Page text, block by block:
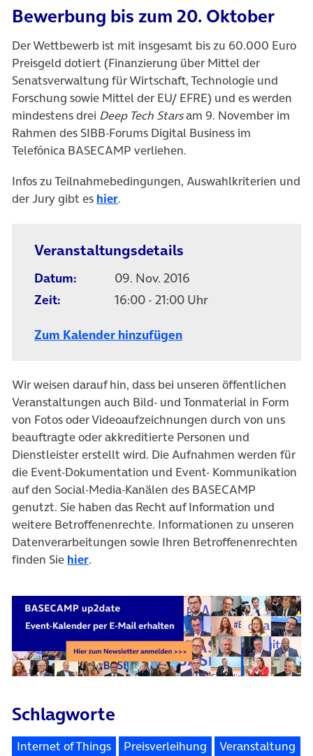
Bewerbung bis zum 20. Oktober
Der Wettbewerb ist mit insgesamt bis zu 60.000 Euro
Preisgeld dotiert (Finanzierung über Mittel der
Senatsverwaltung für Wirtschaft, Technologie und
Forschung sowie Mittel der EU/ EFRE) und es werden
mindestens drei Deep Tech Starsam 9. November im
Rahmen des SIBB-Forums Digital Business im
Telefónica BASECAMP verliehen.
Infos zu Teilnahmebedingungen, Auswahlkriterien und
der Jury gibt es hier.
Veranstaltungsdetails
Datum:
09. Nov. 2016
Zeit:
16:00 - 21:00 Uhr
Zum Kalender hinzufügen
Wir weisen darauf hin, dass bei unseren öffentlichen
Veranstaltungen auch Bild- und Tonmaterial in Form
von Fotos oder Videoaufzeichnungen durch von uns
beauftragte oder akkreditierte Personen und
Dienstleister erstellt wird. Die Aufnahmen werden für
die Event-Dokumentation und Event- Kommunikation
auf den Social-Media-Kanälen des BASECAMP
genutzt. Sie haben das Recht auf Information und
weitere Betroffenenrechte. Informationen zu unseren
Datenverarbeitungen sowie Ihren Betroffenenrechten
finden Sie hier.
Schlagworte
Internet of Things Preisverleihung Veranstaltung